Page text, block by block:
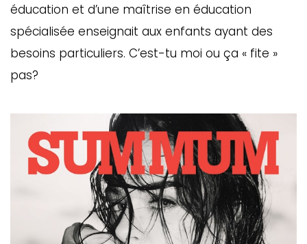
éducation et d’une maîtrise en éducation
spécialisée enseignait aux enfants ayant des
besoins particuliers. C’est-tu moi ou ça « fite »
pas?